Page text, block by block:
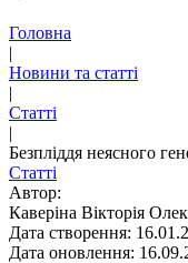
Головна
|
Новини та статті
|
Статті
|
Безпліддя неясного
Статті
Автор:
Каверіна Вікторія
Дата створення:
Дата оновлення: